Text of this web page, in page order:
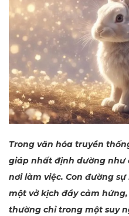
Trong văn hóa truyền
giáp nhất định dường như
nơi làm việc. Con đường
một vở kịch đầy cảm
thường chỉ trong một suy